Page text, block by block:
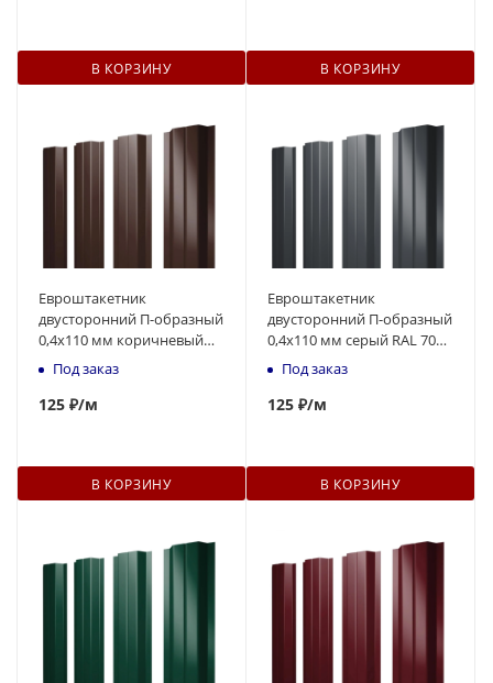
В КОРЗИНУ В КОРЗИНУ
Евроштакетник
двусторонний П-образный
0,4x110 мм коричневый
RAL 8017 1м
Под заказ
125 ₽/м
В КОРЗИНУ
Евроштакетник
двусторонний П-образный
0,4x110 мм серый RAL 7024
1мПод заказ
125 ₽/м
В КОРЗИНУ